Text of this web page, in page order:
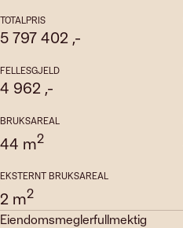
TOTALPRIS
5 797 402 ,-
FELLESGJELD
4 962 ,-
BRUKSAREAL
44 m2
EKSTERNT BRUKSAREAL
2 m2
Eiendomsmeglerfullmektig